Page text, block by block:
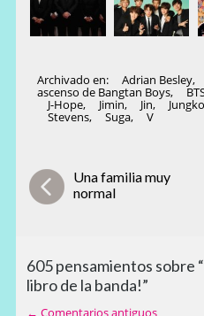
Archivado en: Adrian Besley,
ascenso de Bangtan Boys,
J-Hope, Jimin, Jin,
Stevens, Suga, V
Una familia muy
normal
605 pensamientos sobre
libro de la banda!”
← Comentarios antiguos